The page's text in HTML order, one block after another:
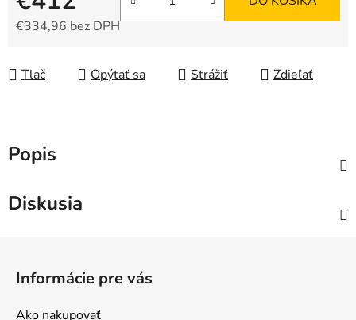
€334,96 bez DPH
Tlač Opýtať sa Strážiť Zdieľať
Popis
Diskusia
Informácie pre vás
Ako nakupovať